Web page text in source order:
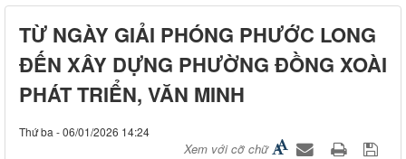
TỪ NGÀY GIẢI PHÓNG PHƯỚC LONG
ĐẾN XÂY DỰNG PHƯỜNG ĐỒNG XOÀI
PHÁT TRIỂN, VĂN MINH
Thứ ba - 06/01/2026 14:24
Xem với cỡ chữ